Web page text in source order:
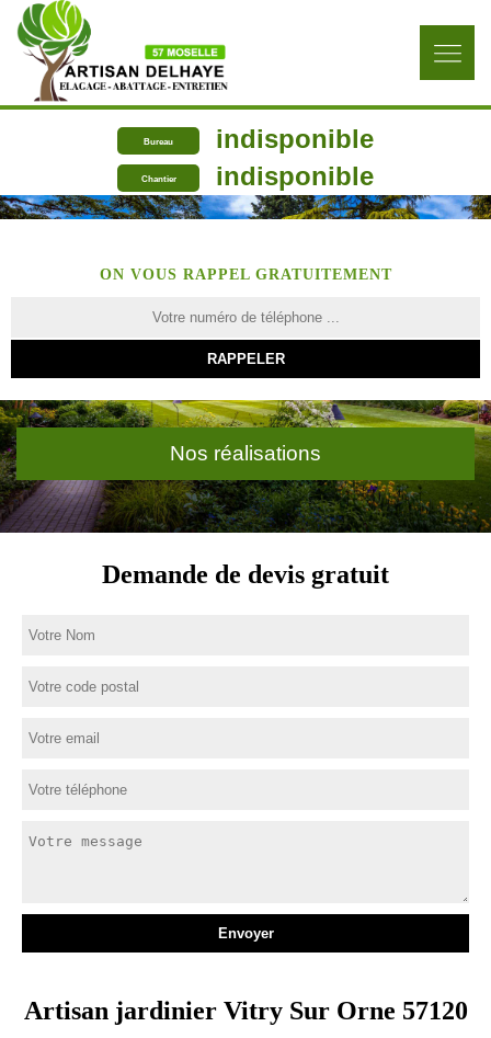
Bureau indisponible
Chantier indisponible
ON VOUS RAPPEL GRATUITEMENT
Nos réalisations
Demande de devis gratuit
Artisan jardinier Vitry Sur Orne 57120